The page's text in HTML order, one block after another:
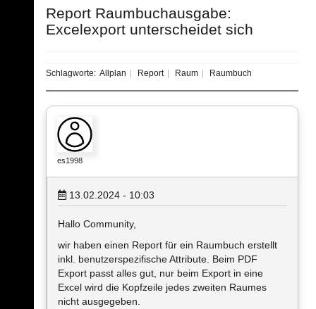
Report Raumbuchausgabe:
Excelexport unterscheidet sich
Schlagworte: Allplan Report Raum Raumbuch
es1998
13.02.2024 - 10:03
Hallo Community,
wir haben einen Report für ein Raumbuch erstellt
inkl. benutzerspezifische Attribute. Beim PDF
Export passt alles gut, nur beim Export in eine
Excel wird die Kopfzeile jedes zweiten Raumes
nicht ausgegeben.